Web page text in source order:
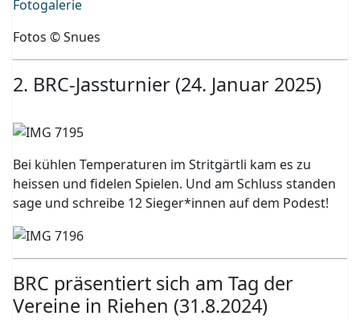
Fotogalerie
Fotos © Snues
2. BRC-Jassturnier (24. Januar 2025)
Bei kühlen Temperaturen im Stritgärtli kam es zu
heissen und fidelen Spielen. Und am Schluss standen
sage und schreibe 12 Sieger*innen auf dem Podest!
BRC präsentiert sich am Tag der
Vereine in Riehen (31.8.2024)